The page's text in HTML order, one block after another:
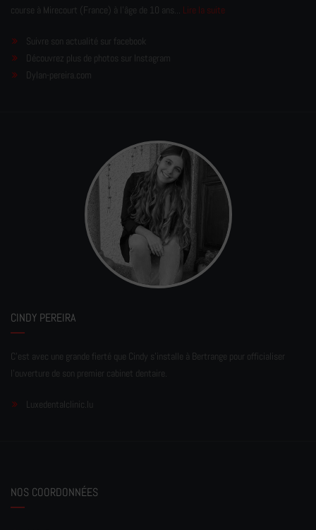
course à Mirecourt (France) à l'âge de 10 ans... Lire la suite
Suivre son actualité sur facebook
Découvrez plus de photos sur Instagram
Dylan-pereira.com
CINDY PEREIRA
C'est avec une grande fierté que Cindy s'installe à Bertrange pour officialiser
l'ouverture de son premier cabinet dentaire.
Luxedentalclinic.lu
NOS COORDONNÉES